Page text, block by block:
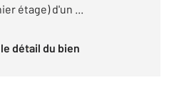
étage) d'un ...
le détail du bien